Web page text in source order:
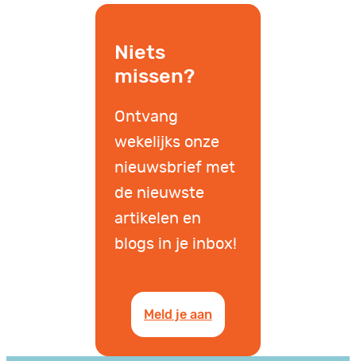
Niets
missen?
Ontvang
wekelijks onze
nieuwsbrief met
de nieuwste
artikelen en
blogs in je inbox!
Meld je aan